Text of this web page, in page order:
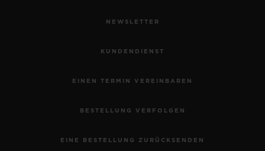
NEWSLETTER
KUNDENDIENST
EINEN TERMIN VEREINBAREN
BESTELLUNG VERFOLGEN
EINE BESTELLUNG ZURÜCKSENDEN